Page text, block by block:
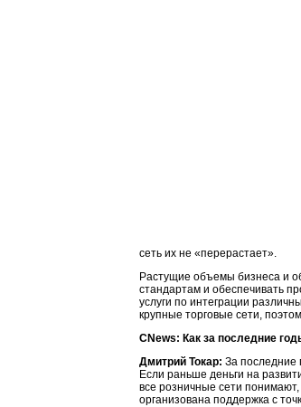
сеть их не «перерастает».
Растущие объемы бизнеса и
стандартам и обеспечивать
услуги по интеграции
крупные торговые сети,
CNews: Как за последние
Дмитрий Токар: За последние
Если раньше деньги на
все розничные сети
организована поддержка с